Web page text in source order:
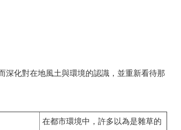
深化對在地風土與環境的認識，並重新看待那
在都市環境中，許多以為是雜草的